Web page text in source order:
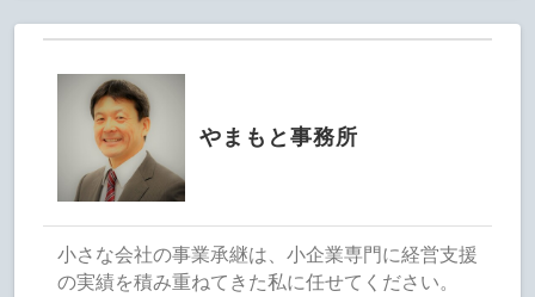
やまもと事務所
小さな会社の事業承継は、小企業専門に経営支援
の実績を積み重ねてきた私に任せてください。